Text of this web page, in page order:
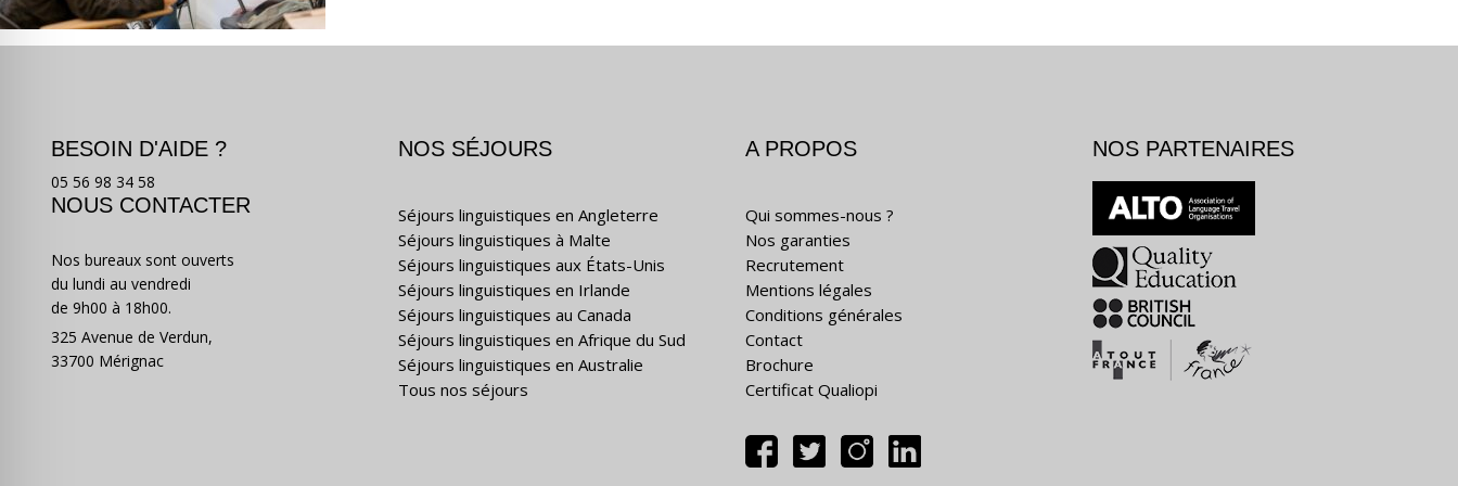
BESOIN D'AIDE ?
05 56 98 34 58
NOUS CONTACTER
Nos bureaux sont ouverts
du lundi au vendredi
de 9h00 à 18h00.
325 Avenue de Verdun,
33700 Mérignac
NOS SÉJOURS
Séjours linguistiques en Angleterre
Séjours linguistiques à Malte
Séjours linguistiques aux États-Unis
Séjours linguistiques en Irlande
Séjours linguistiques au Canada
Séjours linguistiques en Afrique du Sud
Séjours linguistiques en Australie
Tous nos séjours
A PROPOS
Qui sommes-nous ?
Nos garanties
Recrutement
Mentions légales
Conditions générales
Contact
Brochure
Certificat Qualiopi
NOS PARTENAIRES